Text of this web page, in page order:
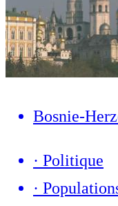
Bosnie-
· Politique
·